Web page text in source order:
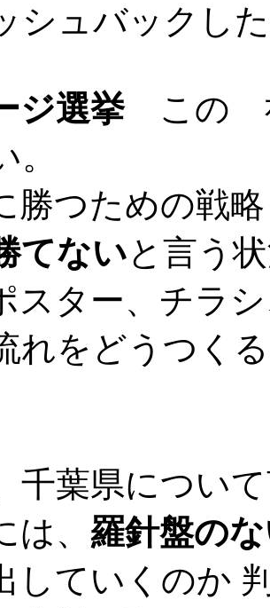
シュバックし
ジ選挙 この
勝つための戦
てないと言う
ター、チラ
れをどうつく
千葉県につい
、 羅針盤の
していくのか